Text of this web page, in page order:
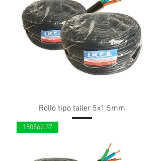
Rollo tipo taller 5x1,5mm
150562.37